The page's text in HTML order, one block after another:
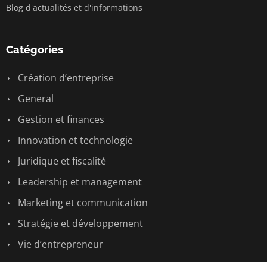
Blog d'actualités et d'informations
Catégories
Création d’entreprise
General
Gestion et finances
Innovation et technologie
Juridique et fiscalité
Leadership et management
Marketing et communication
Stratégie et développement
Vie d’entrepreneur